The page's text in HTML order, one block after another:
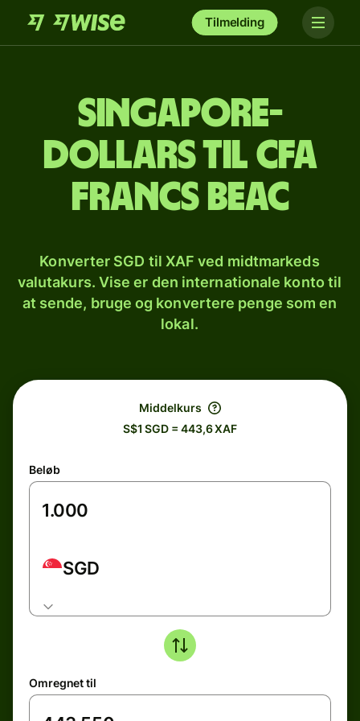
Tilmelding
Singapore-
dollars til cfa
francs beac
Konverter SGD til XAF ved midtmarkeds
valutakurs. Vise er den internationale konto til
at sende, bruge og konvertere penge som en
lokal.
Middelkurs
S$1 SGD = 443,6 XAF
Beløb
SGD
Omregnet til